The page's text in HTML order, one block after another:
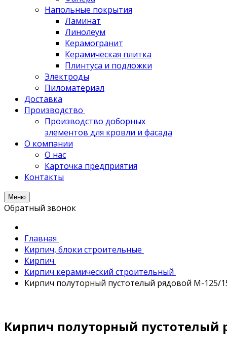
Напольные покрытия
Ламинат
Линолеум
Керамогранит
Керамическая плитка
Плинтуса и подложки
Электроды
Пиломатериал
Доставка
Производство
Производство доборных
элементов для кровли и фасада
О компании
О нас
Карточка предприятия
Контакты
Меню
Обратный звонок
Главная
Кирпич, блоки строительные
Кирпич
Кирпич керамический строительный
Кирпич полуторный пустотелый рядовой М-125/
Кирпич полуторный пустотелый